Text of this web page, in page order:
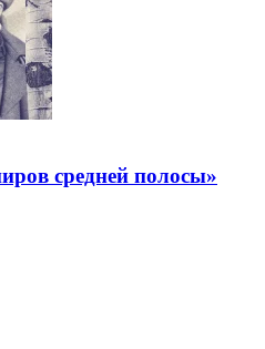
средней полосы»